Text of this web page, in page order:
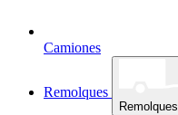
Camiones
Remolques
Remolques